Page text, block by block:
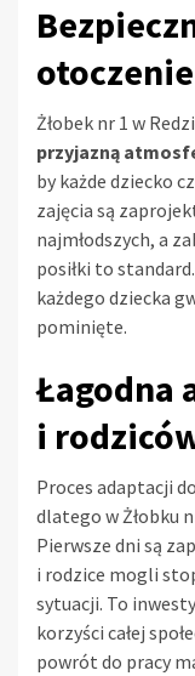
Żłobek nr 1 w
przyjazną
by każde dziecko
zajęcia są
najmłodszych, a
posiłki to
każdego dziecka
pominięte.
Łagodna
i
Proces adaptacji
dlatego w Żłobku
Pierwsze dni są
i rodzice mogli
sytuacji. To
korzyści całej
powrót do pracy